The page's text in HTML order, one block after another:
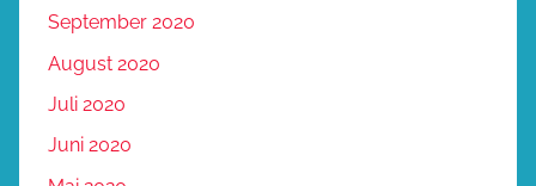
September 2020
August 2020
Juli 2020
Juni 2020